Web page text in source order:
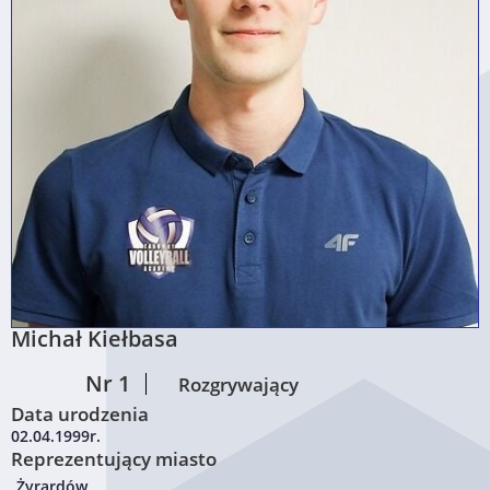
Michał Kiełbasa
Nr 1
Rozgrywający
Data urodzenia
02.04.1999r.
Reprezentujący miasto